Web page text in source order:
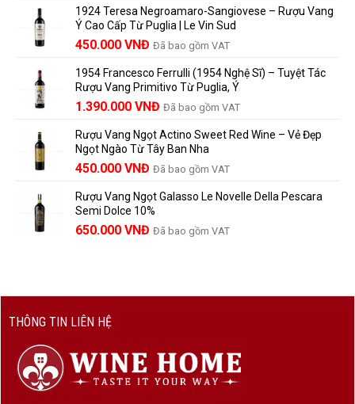
và
những
người
vang
nên
biết
Dẫn
Lưu
Trữ
Và
Thành
là:
858.000 VNĐ.
tại
là:
780.000 VNĐ.
1924 Teresa Negroamaro-Sangiovese – Rượu Vang
Ý Cao Cấp Từ Puglia | Le Vin Sud
Giá
là:
495.000 VNĐ.
450.000 VNĐ Giá
tại
là:
450.000 VNĐ.
Đã bao gồm VAT
1954 Francesco Ferrulli (1954 Nghệ Sĩ) – Tuyệt Tác
Rượu Vang Primitivo Từ Puglia, Ý
Giá
là:
1.529.000 VNĐ.
1.390.000 VNĐ Giá
tại
là:
1.390.000 VNĐ.
Đã bao gồm VAT
Rượu Vang Ngọt Actino Sweet Red Wine – Vẻ Đẹp
Ngọt Ngào Từ Tây Ban Nha
450.000 VNĐ Đã bao gồm VAT
Rượu Vang Ngọt Galasso Le Novelle Della Pescara
Semi Dolce 10%
650.000 VNĐ Đã bao gồm VAT
THÔNG TIN LIÊN HỆ